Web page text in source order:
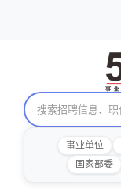
事业单位
国家部委